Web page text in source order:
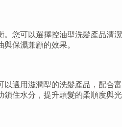
。您可以選擇控油型洗髮產品清潔
保濕兼顧的效果。
選用滋潤型的洗髮產品，配合富
鎖住水分，提升頭髮的柔順度與光